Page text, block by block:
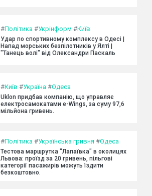
#Політика #Укрінформ #Київ
Удар по спортивному комплексу в Одесі |
Напад морських безпілотників у Ялті |
"Танець волі" від Олександри Паскаль
#Київ #Україна #Одеса
Uklon придбав компанію, що управляє
електросамокатами e-Wings, за суму 97,6
мільйона гривень.
#Політика #Українська гривня #Одеса
Тестова маршрутка "Лапаївка" в околицях
Львова: проїзд за 20 гривень, пільгові
категорії пасажирів можуть їздити
безкоштовно.